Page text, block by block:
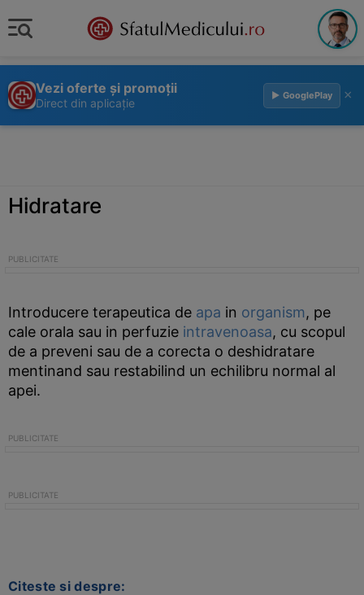
Vezi oferte și promoții
Direct din aplicație
▶ GooglePlay ×
Hidratare
Introducere terapeutica de apa in organism, pe
cale orala sau in perfuzie intravenoasa, cu scopul
de a preveni sau de a corecta o deshidratare
mentinand sau restabilind un echilibru normal al
apei.
Citeste si despre: